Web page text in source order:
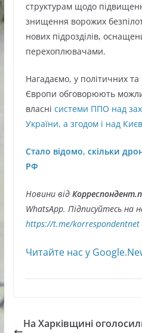
структурам щодо
знищення ворожих
нових підрозділів,
перехоплювачами.
Нагадаємо, у політичних та
Європи обговорюють
власні системи ППО над
України, а згодом і над
Стало відомо, скільки
РФ
Новини від
WhatsApp. Підписуйтесь на
https://t.me/korrespondentnet
Читайте нас у
На Харківщині